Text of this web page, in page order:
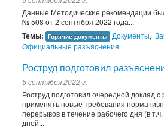
Данные Методические рекомендации
№ 508 от 2 сентября 2022 года...
Темы: Горячие документы Документы,
Официальные разъяснения
Роструд подготовил
5 сентября 2022 г.
Роструд подготовил очередной доклад
применять новые требования
перерывов в течение рабочего дня (в
дней...